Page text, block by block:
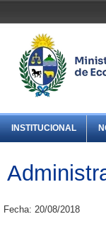
INSTITUCIONAL
Fecha: 20/08/2018